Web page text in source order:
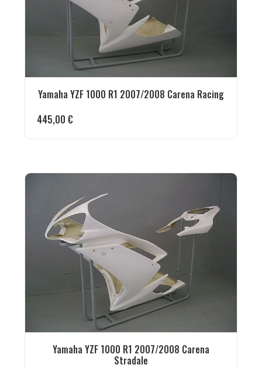
Yamaha YZF 1000 R1 2007/2008 Carena Racing
445,00 €
Yamaha YZF 1000 R1 2007/2008 Carena
Stradale